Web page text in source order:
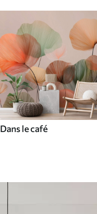
Dans le café